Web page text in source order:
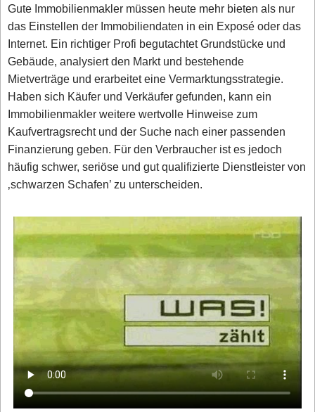
Gute Immobilienmakler müssen heute mehr bieten als nur
das Einstellen der Immobiliendaten in ein Exposé oder das
Internet. Ein richtiger Profi begutachtet Grundstücke und
Gebäude, analysiert den Markt und bestehende
Mietverträge und erarbeitet eine Vermarktungsstrategie.
Haben sich Käufer und Verkäufer gefunden, kann ein
Immobilienmakler weitere wertvolle Hinweise zum
Kaufvertragsrecht und der Suche nach einer passenden
Finanzierung geben. Für den Verbraucher ist es jedoch
häufig schwer, seriöse und gut qualifizierte Dienstleister von
‚schwarzen Schafen’ zu unterscheiden.